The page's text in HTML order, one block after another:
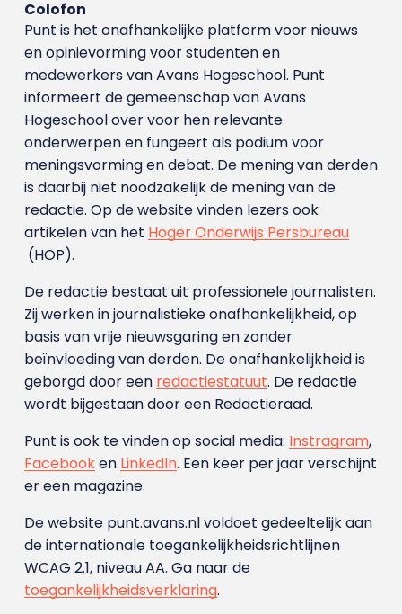
Colofon
Punt is het onafhankelijke platform voor nieuws
en opinievorming voor studenten en
medewerkers van Avans Hoge­school. Punt
informeert de gemeenschap van Avans
Hogeschool over voor hen relevante
onderwerpen en fungeert als podium voor
meningsvorming en debat. De mening van derden
is daarbij niet noodzakelijk de mening van de
redactie. Op de website vinden lezers ook
artikelen van het Hoger Onderwijs Persbureau
(HOP).
De redactie bestaat uit professionele journalisten.
Zij werken in journalistieke onafhankelijkheid, op
basis van vrije nieuwsgaring en zonder
beïnvloeding van derden. De onafhankelijkheid is
geborgd door een redactiestatuut. De redactie
wordt bijgestaan door een Redactieraad.
Punt is ook te vinden op social media: Instragram,
Facebooken LinkedIn. Een keer per jaar verschijnt
er een magazine.
De website punt.avans.nl voldoet gedeeltelijk aan
de internationale toegankelijkheidsrichtlijnen
WCAG 2.1, niveau AA. Ga naar de
toegankelijkheidsverklaring.